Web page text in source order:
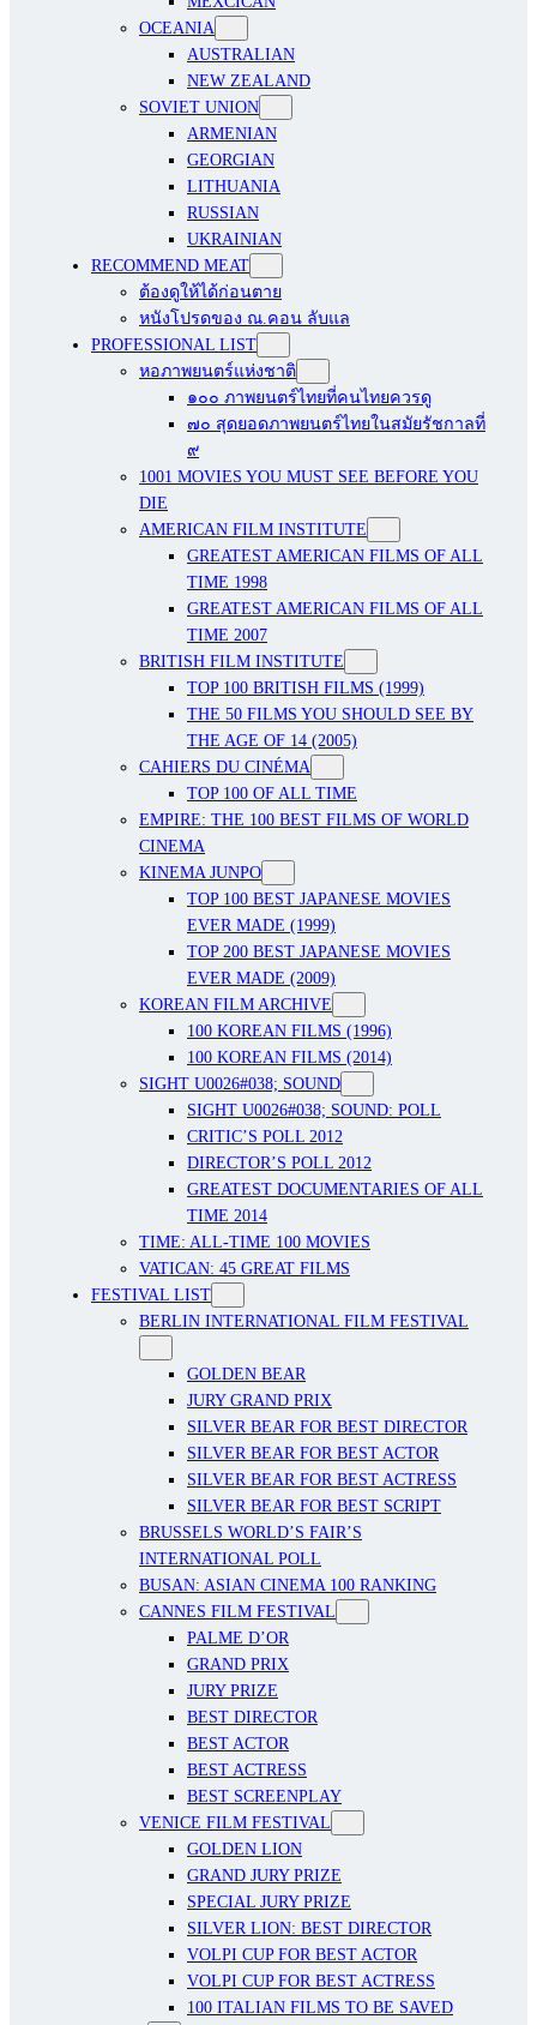
OCEANIA
AUSTRALIAN
NEW ZEALAND
SOVIET UNION
ARMENIAN
GEORGIAN
LITHUANIA
RUSSIAN
UKRAINIAN
RECOMMEND MEAT
ต้องดูให้ได้ก่อนตาย
หนังโปรดของ ณ.คอน ลับแล
PROFESSIONAL LIST
หอภาพยนตร์แห่งชาติ
๑๐๐ ภาพยนตร์ไทยที่คนไทยควรดู
๗๐ สุดยอดภาพยนตร์ไทยในสมัยรัชกาลที่
๙
1001 MOVIES YOU MUST SEE BEFORE YOU
DIE
AMERICAN FILM INSTITUTE
GREATEST AMERICAN FILMS OF ALL
TIME 1998
GREATEST AMERICAN FILMS OF ALL
TIME 2007
BRITISH FILM INSTITUTE
TOP 100 BRITISH FILMS (1999)
THE 50 FILMS YOU SHOULD SEE BY
THE AGE OF 14 (2005)
CAHIERS DU CINÉMA
TOP 100 OF ALL TIME
EMPIRE: THE 100 BEST FILMS OF WORLD
CINEMA
KINEMA JUNPO
TOP 100 BEST JAPANESE MOVIES
EVER MADE (1999)
TOP 200 BEST JAPANESE MOVIES
EVER MADE (2009)
KOREAN FILM ARCHIVE
100 KOREAN FILMS (1996)
100 KOREAN FILMS (2014)
SIGHT U0026#038; SOUND
SIGHT U0026#038; SOUND: POLL
CRITIC’S POLL 2012
DIRECTOR’S POLL 2012
GREATEST DOCUMENTARIES OF ALL
TIME 2014
TIME: ALL-TIME 100 MOVIES
VATICAN: 45 GREAT FILMS
FESTIVAL LIST
BERLIN INTERNATIONAL FILM FESTIVAL
GOLDEN BEAR
JURY GRAND PRIX
SILVER BEAR FOR BEST DIRECTOR
SILVER BEAR FOR BEST ACTOR
SILVER BEAR FOR BEST ACTRESS
SILVER BEAR FOR BEST SCRIPT
BRUSSELS WORLD’S FAIR’S
INTERNATIONAL POLL
BUSAN: ASIAN CINEMA 100 RANKING
CANNES FILM FESTIVAL
PALME D’OR
GRAND PRIX
JURY PRIZE
BEST DIRECTOR
BEST ACTOR
BEST ACTRESS
BEST SCREENPLAY
VENICE FILM FESTIVAL
GOLDEN LION
GRAND JURY PRIZE
SPECIAL JURY PRIZE
SILVER LION: BEST DIRECTOR
VOLPI CUP FOR BEST ACTOR
VOLPI CUP FOR BEST ACTRESS
100 ITALIAN FILMS TO BE SAVED